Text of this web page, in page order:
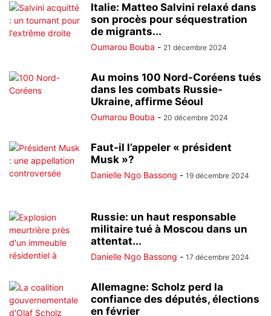
Italie: Matteo Salvini relaxé dans
son procès pour séquestration
de migrants...
Oumarou Bouba - 21 décembre 2024
Au moins 100 Nord-Coréens tués
dans les combats Russie-
Ukraine, affirme Séoul
Oumarou Bouba - 20 décembre 2024
Faut-il l’appeler « président
Musk »?
Danielle Ngo Bassong - 19 décembre 2024
Russie: un haut responsable
militaire tué à Moscou dans un
attentat...
Danielle Ngo Bassong - 17 décembre 2024
Allemagne: Scholz perd la
confiance des députés, élections
en février